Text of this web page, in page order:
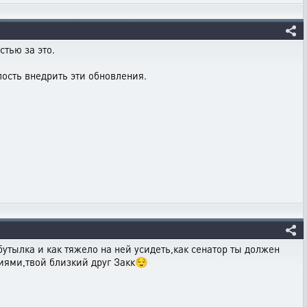
за это.
внедрить эти обновления.
и как тяжело на ней усидеть,как сенатор ты должен
близкий друг Закк😌